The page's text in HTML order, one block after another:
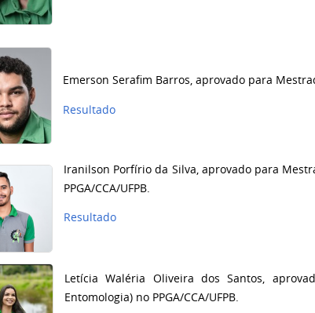
Emerson Serafim Barros, aprovado para
Resultado
Iranilson Porfírio da Silva, aprovado para
PPGA/CCA/UFPB.
Resultado
Letícia Waléria Oliveira dos Santos,
Entomologia) no PPGA/CCA/UFPB.